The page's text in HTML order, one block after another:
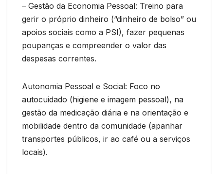
– Gestão da Economia Pessoal: Treino para
gerir o próprio dinheiro (“dinheiro de bolso” ou
apoios sociais como a PSI), fazer pequenas
poupanças e compreender o valor das
despesas correntes.
Autonomia Pessoal e Social: Foco no
autocuidado (higiene e imagem pessoal), na
gestão da medicação diária e na orientação e
mobilidade dentro da comunidade (apanhar
transportes públicos, ir ao café ou a serviços
locais).